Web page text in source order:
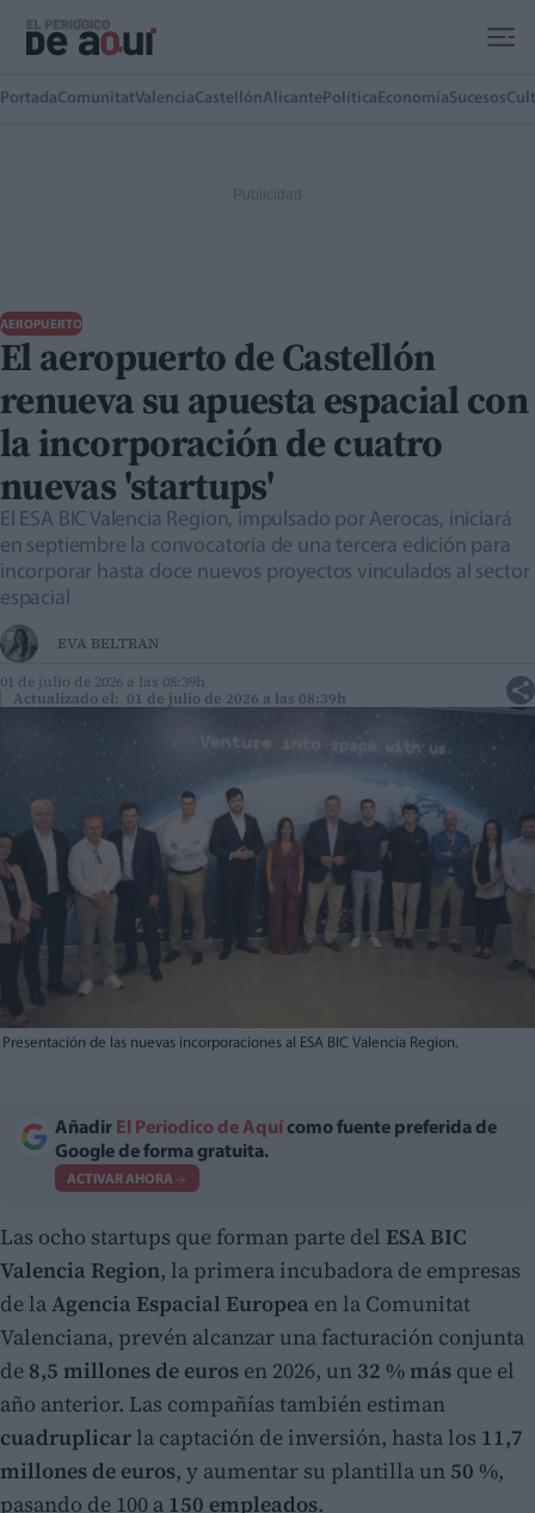
PortadaComunitatValenciaCastellónAlicante Política EconomíaSucesos
AEROPUERTO
El aeropuerto de Castellón
renueva su apuesta espacial con
la incorporación de cuatro
nuevas 'startups'
El ESA BIC Valencia Region, impulsado por Aerocas, iniciará
en septiembre la convocatoria de una tercera edición para
incorporar hasta doce nuevos proyectos vinculados al sector
espacial
EVA BELTRAN
01 de julio de 2026 a las 08:39h
Actualizado el: 01 de julio de 2026 a las 08:39h
Presentación de las nuevas incorporaciones al ESA BIC Valencia Region.
Añadir El Periodico de Aquí como fuente preferida de
Google de forma gratuita.
ACTIVAR AHORA
Las ocho startups que forman parte del ESA BIC
Valencia Region, la primera incubadora de empresas
de laAgencia Espacial Europea en la Comunitat
Valenciana, prevén alcanzar una facturación conjunta
de 8,5 millones de euros en 2026, un 32 % más que el
año anterior. Las compañías también estiman
cuadruplicar la captación de inversión, hasta los 11,7
millones de euros, y aumentar su plantilla un 50 %,
pasando de 100 a 150 empleados.